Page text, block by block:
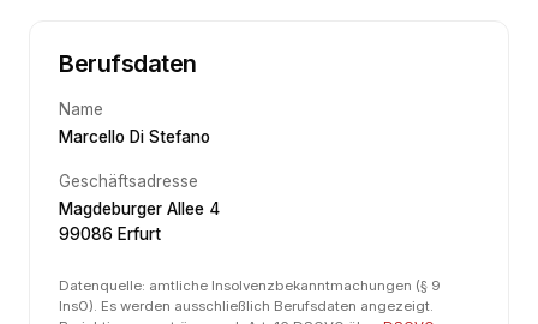
Berufsdaten
Name
Marcello Di Stefano
Geschäftsadresse
Magdeburger Allee 4
99086 Erfurt
Datenquelle: amtliche Insolvenzbekanntmachungen (§ 9
InsO). Es werden ausschließlich Berufsdaten angezeigt.